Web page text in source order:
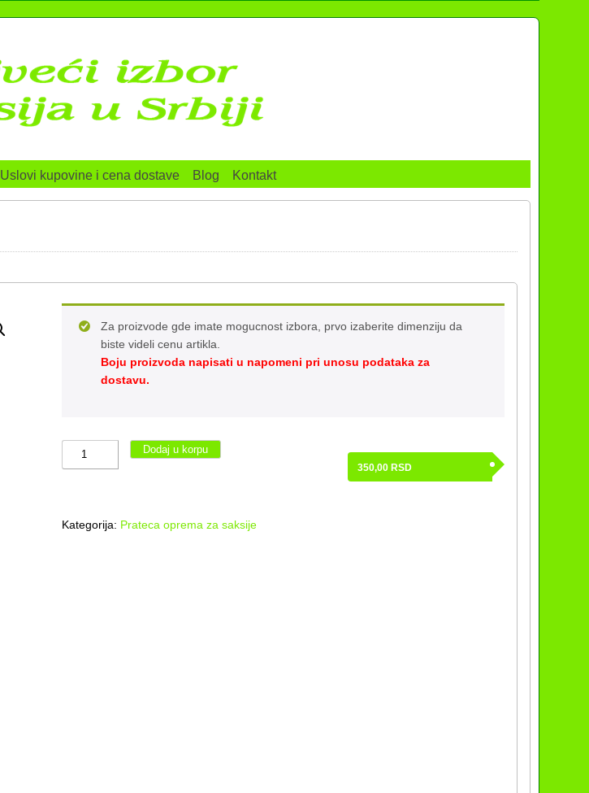
Uslovi kupovine i cena dostave Blog Kontakt
Za proizvode gde imate mogucnost izbora, prvo izaberite dimenziju da
biste videli cenu artikla.
Boju proizvoda napisati u napomeni pri unosu podataka za
dostavu.
350,00 RSD
Kucna
garbuljica-
Dodaj u korpu
Kategorija: Prateca oprema za saksije